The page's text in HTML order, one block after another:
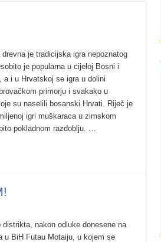
drevna je tradicijska igra nepoznatog
je popularna u cijeloj Bosni i
a i u Hrvatskoj se igra u dolini
primorju i svakako u
su naselili bosanski Hrvati. Riječ je
igri muškaraca u zimskom
pokladnom razdoblju. …
nakon odluke donesene na
u BiH Futau Motaiju, u kojem se